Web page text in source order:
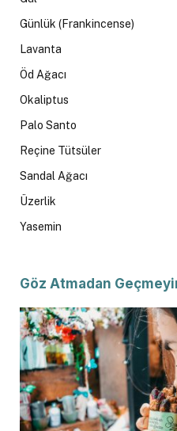
Günlük (Frankincense)
Lavanta
Öd Ağacı
Okaliptus
Palo Santo
Reçine Tütsüler
Sandal Ağacı
Üzerlik
Yasemin
Göz Atmadan